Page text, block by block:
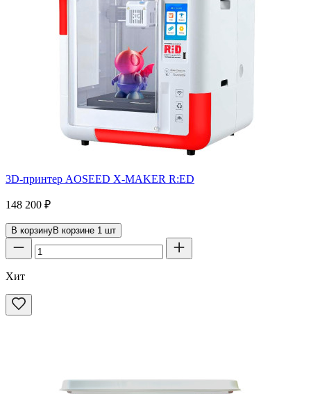
3D-принтер AOSEED X-MAKER R:ED
148 200 ₽
В корзинуВ корзине 1 шт
Хит